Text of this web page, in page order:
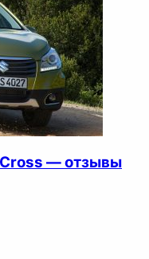
— отзывы